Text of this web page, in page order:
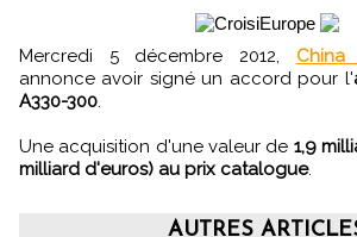
Mercredi 5 décembre 2012, China
annonce avoir signé un accord pour l'
A330-300.
Une acquisition d'une valeur de 1,9
milliard d'euros) au prix catalogue.
AUTRES